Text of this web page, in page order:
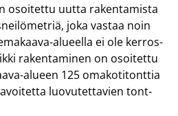
osoi­tet­tu uutta ra­ken­ta­mis­ta
joka vas­taa noin
​alueella ei ole ker­ros­
ra­ken­ta­mi­nen on osoi­tet­tu
​alueen 125 oma­ko­ti­tont­tia
luo­vu­tet­ta­vien tont­